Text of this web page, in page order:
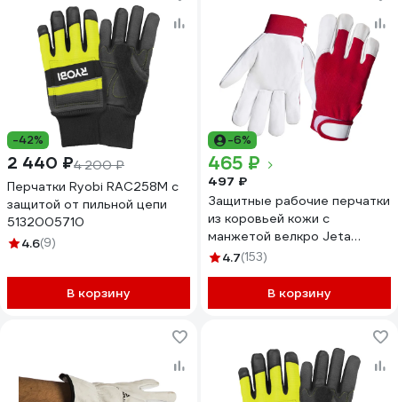
-42%
2 440 ₽4 200 ₽
Перчатки Ryobi RAC258M с
защитой от пильной цепи
5132005710
4.6(9)
В корзину
-6%
465 ₽
497 ₽
Защитные рабочие перчатки
из коровьей кожи с
манжетой велкро Jeta
Safety размер 10/XL JLE301-
4.7(153)
В корзину